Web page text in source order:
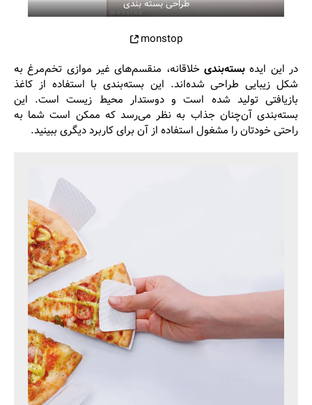
طراحی بسته بندی
monstop
در این ایده بسته‌بندیخلاقانه، منقسم‌های غیر موازی تخم‌مرغ به
شکل زیبایی طراحی شده‌اند. این بسته‌بندی با استفاده از کاغذ
بازیافتی تولید شده است و دوستدار محیط زیست است. این
بسته‌بندی آن‌چنان جذاب به نظر می‌رسد که ممکن است شما به
راحتی خودتان را مشغول استفاده از آن برای کاربرد دیگری ببینید.